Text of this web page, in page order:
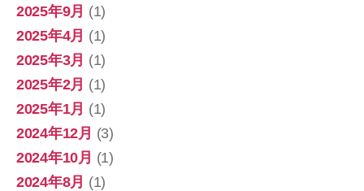
2025年9月 (1)
2025年4月 (1)
2025年3月 (1)
2025年2月 (1)
2025年1月 (1)
2024年12月 (3)
2024年10月 (1)
2024年8月 (1)